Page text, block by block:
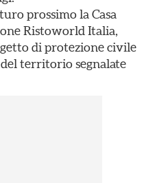
prossimo la Casa
Ristoworld Italia,
di protezione civile
territorio segnalate